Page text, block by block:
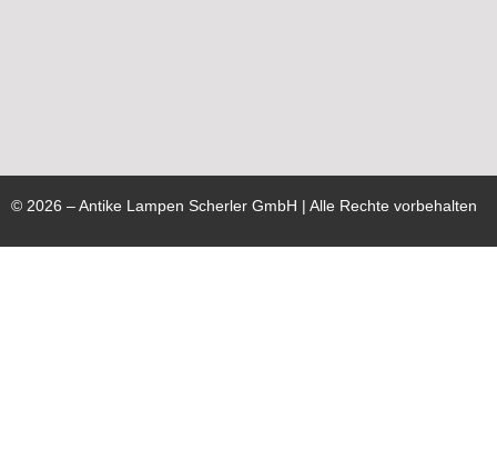
© 2026 – Antike Lampen Scherler GmbH | Alle Rechte vorbehalten